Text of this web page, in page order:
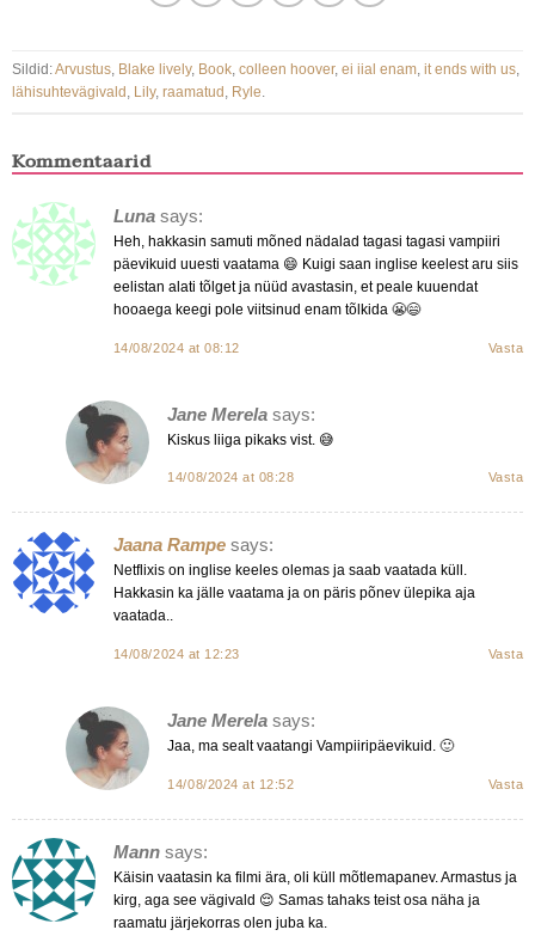
Sildid:Arvustus, Blake lively, Book, colleen hoover, ei iial enam, it ends with us,
lähisuhtevägivald Lily, raamatud Ryle
Kommentaarid
Luna says:
Heh, hakkasin samuti mõned nädalad tagasi tagasi vampiiri
päevikuid uuesti vaatama 😄 Kuigi saan inglise keelest aru siis
eelistan alati tõlget ja nüüd avastasin, et peale kuuendat
hooaega keegi pole viitsinud enam tõlkida 😬😄
14/08/2024 at 08:12 Vasta
Jane Merela says:
Kiskus liiga pikaks vist. 😅
14/08/2024 at 08:28 Vasta
Jaana Rampe says:
Netflixis on inglise keeles olemas ja saab vaatada küll.
Hakkasin ka jälle vaatama ja on päris põnev ülepika aja
vaatada..
14/08/2024 at 12:23 Vasta
Jane Merela says:
Jaa, ma sealt vaatangi Vampiiripäevikuid. 🙂
14/08/2024 at 12:52 Vasta
Mann says:
Käisin vaatasin ka filmi ära, oli küll mõtlemapanev. Armastus ja
kirg, aga see vägivald 😌 Samas tahaks teist osa näha ja
raamatu järjekorras olen juba ka.